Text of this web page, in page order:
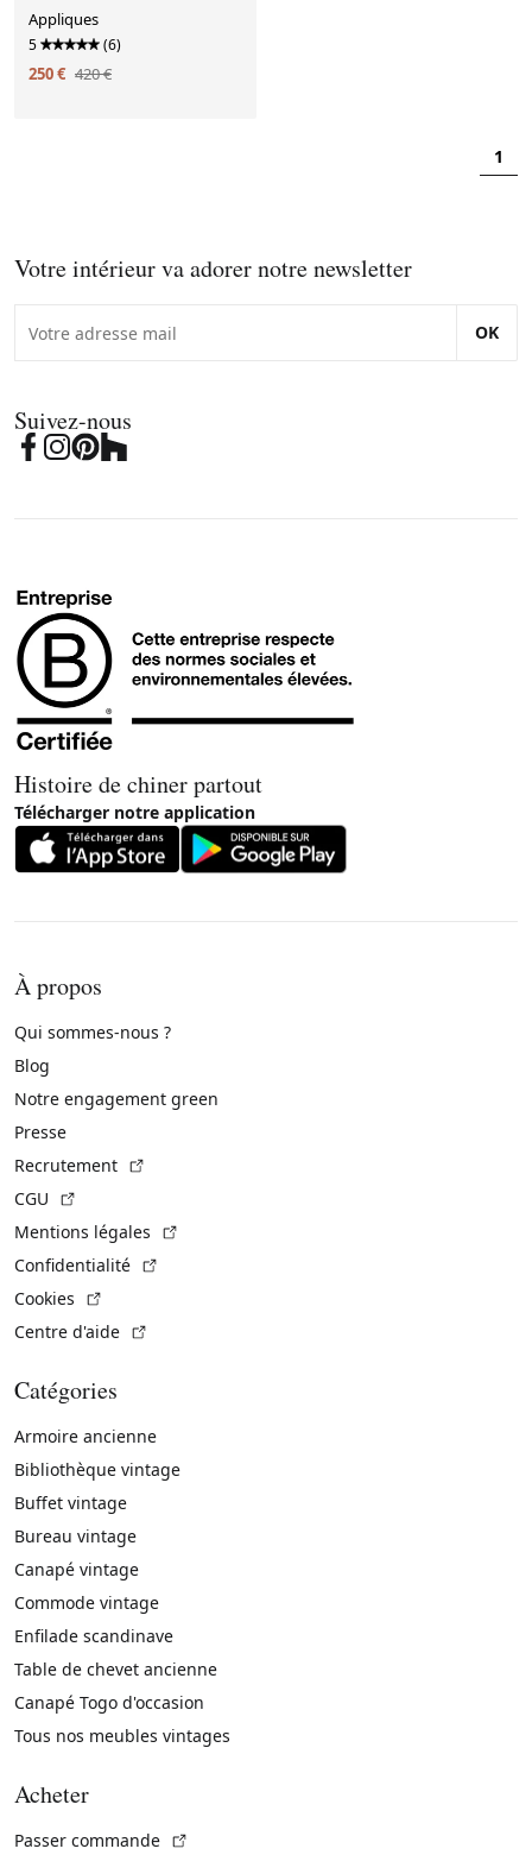
Appliques
5 (6)
250 € 420 €
1
Votre intérieur va adorer notre newsletter
OK
Suivez-nous
Histoire de chiner partout
Télécharger notre application
À propos
Qui sommes-nous ?
Blog
Notre engagement green
Presse
Recrutement
CGU
Mentions légales
Confidentialité
Cookies
Centre d'aide
Catégories
Armoire ancienne
Bibliothèque vintage
Buffet vintage
Bureau vintage
Canapé vintage
Commode vintage
Enfilade scandinave
Table de chevet ancienne
Canapé Togo d'occasion
Tous nos meubles vintages
Acheter
Passer commande